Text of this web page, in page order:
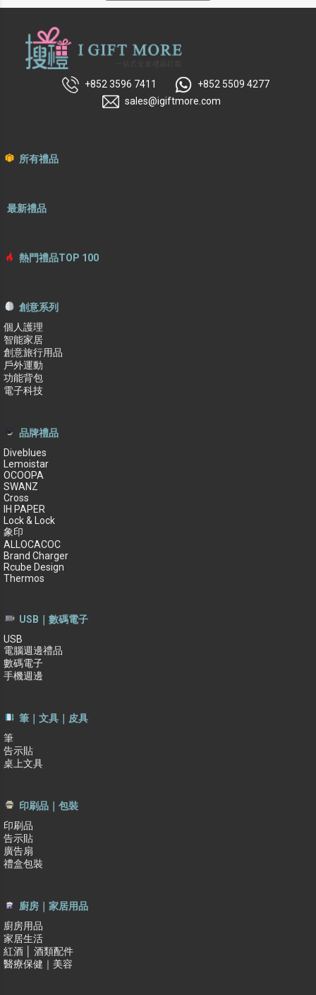
+852 3596 7411
+852 5509 4277
sales@igiftmore.com
所有禮品
最新禮品
熱門禮品TOP 100
創意系列
個人護理
智能家居
創意旅行用品
戶外運動
功能背包
電子科技
品牌禮品
Diveblues
Lemoistar
OCOOPA
SWANZ
Cross
IH PAPER
Lock & Lock
象印
ALLOCACOC
Brand Charger
Rcube Design
Thermos
USB｜數碼電子
USB
電腦週邊禮品
數碼電子
手機週邊
筆｜文具｜皮具
筆
告示貼
桌上文具
印刷品｜包裝
印刷品
告示貼
廣告扇
禮盒包裝
廚房｜家居用品
廚房用品
家居生活
紅酒 │ 酒類配件
醫療保健｜美容